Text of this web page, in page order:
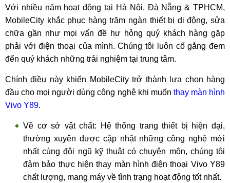
Với nhiều năm hoạt động tại Hà Nội, Đà Nẵng & TPHCM,
MobileCity khắc phục hàng trăm ngàn thiết bị di động, sửa
chữa gần như mọi vấn đề hư hỏng quý khách hàng gặp
phải với điện thoại của mình. Chúng tôi luôn cố gắng đem
đến quý khách những trải nghiệm tại trung tâm.
Chính điều này khiến MobileCity trở thành lựa chọn hàng
đầu cho mọi người dùng công nghệ khi muốn thay màn hình
Vivo Y89.
Về cơ sở vật chất: Hệ thống trang thiết bị hiện đại,
thường xuyên được cập nhật những công nghệ mới
nhất cùng đội ngũ kỹ thuật có chuyên môn, chúng tôi
đảm bảo thực hiện thay màn hình điện thoại Vivo Y89
chất lượng, mang máy về tình trạng hoạt động tốt nhất.